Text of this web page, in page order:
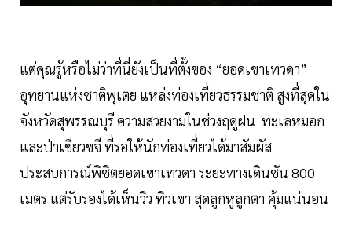
แต่คุณรู้หรือไม่ว่าที่นี่ยังเป็นที่ตั้งของ “ยอดเขาเทวดา”
อุทยานแห่งชาติพุเตย แหล่งท่องเที่ยวธรรมชาติ สูงที่สุดใน
จังหวัดสุพรรณบุรี ความสวยงามในช่วงฤดูฝน ทะเลหมอก
และป่าเขียวขจี ที่รอให้นักท่องเที่ยวได้มาสัมผัส
ประสบการณ์พิชิตยอดเขาเทวดา ระยะทางเดินชัน 800
เมตร แต่รับรองได้เห็นวิว ทิวเขา สุดลูกหูลูกตา คุ้มแน่นอน